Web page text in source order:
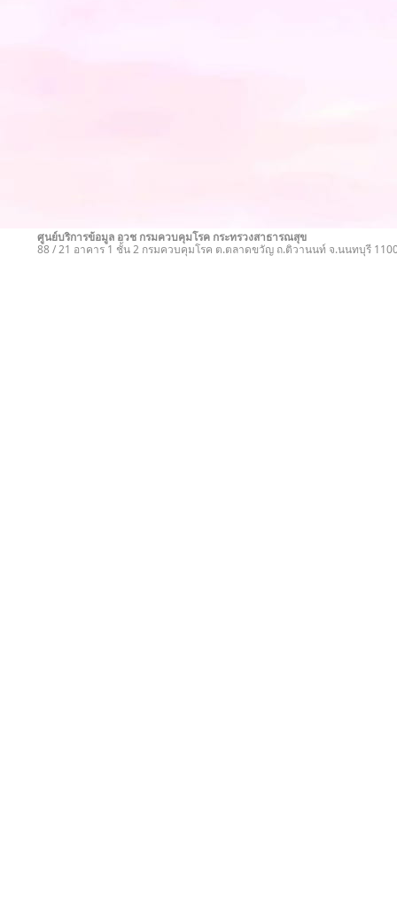
ศูนย์บริการข้อมูล อวช กรมควบคุมโรค กระทรวงสาธารณสุข
88 / 21 อาคาร 1 ชั้น 2 กรมควบคุมโรค ต.ตลาดขวัญ ถ.ติวานนท์ จ.นนทบุรี